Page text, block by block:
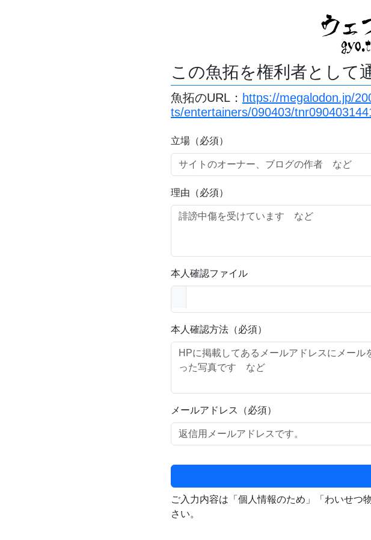
この魚拓を権利者として
魚拓のURL： https://megalodon.jp/
ts/entertainers/090403/
立場（必須）
理由（必須）
本人確認ファイル
本人確認方法（必須）
メールアドレス（必須）
ご入力内容は「個人情報のため」「わいせつ
さい。